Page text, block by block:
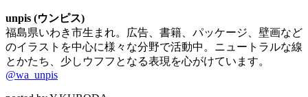
unpis (ウンピス)
福島県いわき市生まれ。広告、書籍、パッケージ、壁画など
のイラストを中心に様々な分野で活動中。ニュートラルな線
とかたち、少しウフフとなる表現を心がけています。
@wa_unpis